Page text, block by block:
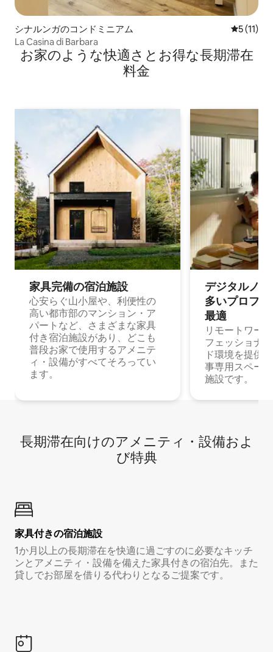
シナルンガのコンドミニアム レビュー
5 (11)
La Casina di Barbara
お家のような快⁠適⁠さ⁠とお⁠得⁠な長⁠期⁠滞⁠在
料⁠金
家具完備の宿⁠泊⁠施⁠設
心安らぐ山小屋や、利便性の
高い都市部のマンション・ア
パートなど、さまざまな家具
付き宿泊施設があり、どこも
普段お家で使用するアメニテ
ィ・設備がすべてそろってい
ます。
デジタルノ
多⁠いプ⁠ロ⁠フ⁠
最⁠適
リモートワー
フェッショナ
ド環境を提供
事専用スペー
施設です。
長期滞在向け⁠のア⁠メ⁠ニ⁠テ⁠ィ⁠・設⁠備⁠およ
び特⁠典
家具付き⁠の宿⁠泊⁠施⁠設
1か月以上の長期滞在を快適に過ごすのに必要なキッチ
ンとアメニティ・設備を備えた家具付きの宿泊先。また
貸しでお部屋を借りる代わりとなるご提案です。